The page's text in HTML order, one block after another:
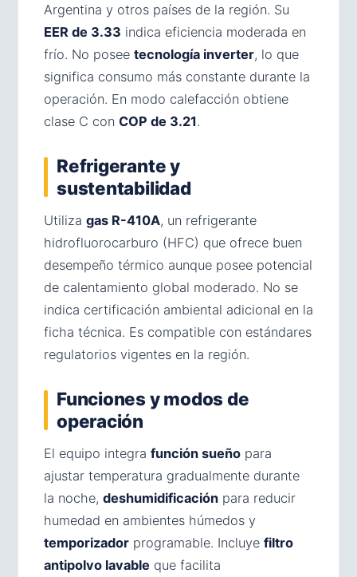
Argentina y otros países de la región. Su
EER de 3.33 indica eficiencia moderada en
frío. No posee tecnología inverter, lo que
significa consumo más constante durante la
operación. En modo calefacción obtiene
clase C con COP de 3.21.
Refrigerante y
sustentabilidad
Utiliza gas R-410A, un refrigerante
hidrofluorocarburo (HFC) que ofrece buen
desempeño térmico aunque posee potencial
de calentamiento global moderado. No se
indica certificación ambiental adicional en la
ficha técnica. Es compatible con estándares
regulatorios vigentes en la región.
Funciones y modos de
operación
El equipo integra función sueño para
ajustar temperatura gradualmente durante
la noche, deshumidificación para reducir
humedad en ambientes húmedos y
temporizador programable. Incluye filtro
antipolvo lavable que facilita